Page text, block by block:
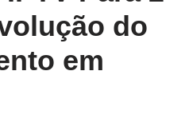
do
em